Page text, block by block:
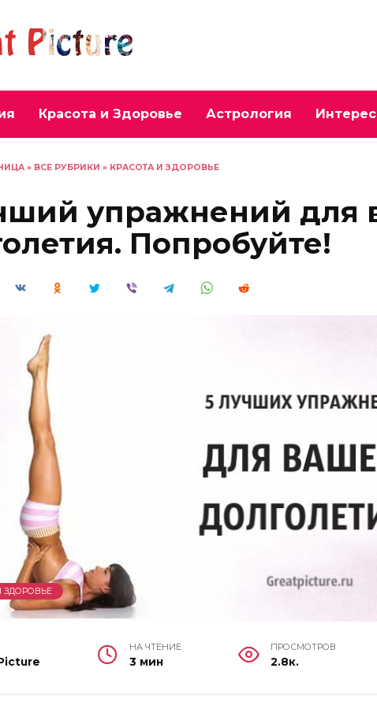
Красота и Здоровье Астрология
» ВСЕ РУБРИКИ » КРАСОТА И ЗДОРОВЬЕ
упражнений для
Попробуйте!
ЗДОРОВЬЕ
НА ЧТЕНИЕ
3 мин
ПРОСМОТРОВ
2.8к.